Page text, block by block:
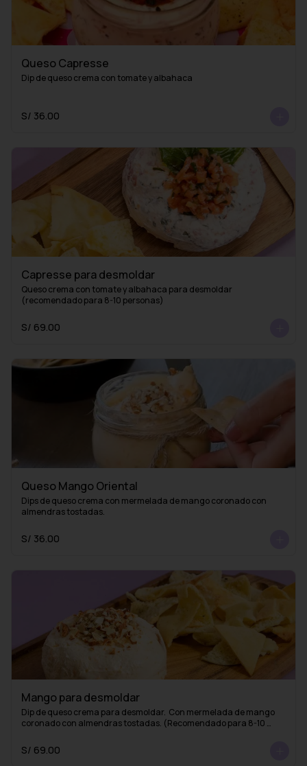
Queso Capresse
Dip de queso crema con tomate y albahaca
S/ 36.00
Capresse para desmoldar
Queso crema con tomate y albahaca para desmoldar
(recomendado para 8-10 personas)
S/ 69.00
Queso Mango Oriental
Dips de queso crema con mermelada de mango coronado con
almendras tostadas.
S/ 36.00
Mango para desmoldar
Dip de queso crema para desmoldar.  Con mermelada de mango
coronado con almendras tostadas. (Recomendado para 8-10
S/ 69.00